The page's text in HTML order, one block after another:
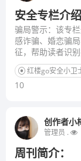
安全专栏介绍
骗局警示：该专
感诈骗、婚恋骗
征，帮助读者识
红楼go安全小卫
10
创作者小
管理员 .
周刊简介：